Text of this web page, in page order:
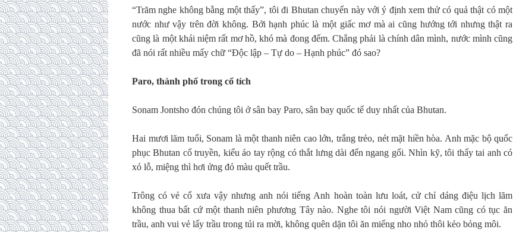
“Trăm nghe không bằng một thấy”, tôi đi Bhutan chuyến này với ý định xem thử có quả thật có một
nước như vậy trên đời không. Bởi hạnh phúc là một giấc mơ mà ai cũng hướng tới nhưng thật ra
cũng là một khái niệm rất mơ hồ, khó mà đong đếm. Chẳng phải là chính dân mình, nước mình cũng
đã nói rất nhiều mấy chữ “Độc lập – Tự do – Hạnh phúc” đó sao?
Paro, thành phố trong cổ tích
Sonam Jontsho đón chúng tôi ở sân bay Paro, sân bay quốc tế duy nhất của Bhutan.
Hai mươi lăm tuổi, Sonam là một thanh niên cao lớn, trắng trẻo, nét mặt hiền hòa. Anh mặc bộ quốc
phục Bhutan cổ truyền, kiểu áo tay rộng có thắt lưng dài đến ngang gối. Nhìn kỹ, tôi thấy tai anh có
xỏ lỗ, miệng thì hơi ửng đỏ màu quết trầu.
Trông có vẻ cổ xưa vậy nhưng anh nói tiếng Anh hoàn toàn lưu loát, cử chỉ dáng điệu lịch lãm
không thua bất cứ một thanh niên phương Tây nào. Nghe tôi nói người Việt Nam cũng có tục ăn
trầu, anh vui vẻ lấy trầu trong túi ra mời, không quên dặn tôi ăn miếng nho nhỏ thôi kẻo bỏng môi.